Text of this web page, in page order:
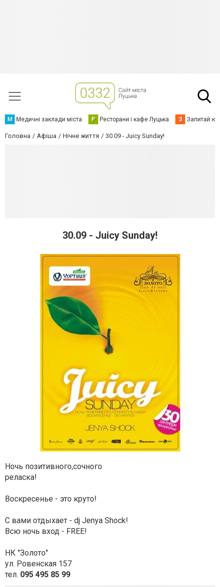
М Медичні заклади міста Р Ресторани і кафе Луцька З Запитай
Головна Афіша Нічне життя 30.09 - Juicy Sunday!
30.09 - Juicy Sunday!
Ночь позитивного,сочного
реласка!
Воскресенье - это круто!
С вами отдыхает - dj Jenya Shock!
Всю ночь вход - FREE!
НК "Золото"
ул. Ровенская 157
тел. 095 495 85 99